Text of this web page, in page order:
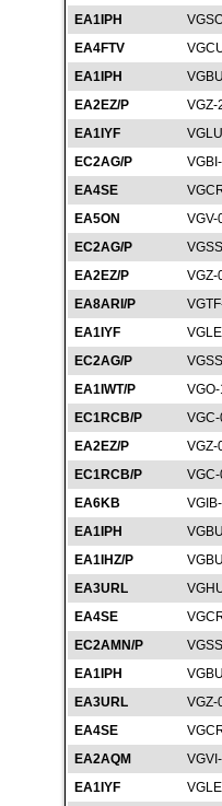
EA1IPH
EA4FTV
EA1IPH
EA2EZ/P
VGZ-
EA1IYF
EC2AG/P
EA4SE
EA5ON
VGV-
EC2AG/P
EA2EZ/P
VGZ-
EA8ARI/P
EA1IYF
EC2AG/P
EA1IWT/P
EC1RCB/P
EA2EZ/P
VGZ-
EC1RCB/P
EA6KB
EA1IPH
EA1IHZ/P
EA3URL
EA4SE
EC2AMN/P
EA1IPH
EA3URL
VGZ-
EA4SE
EA2AQM
EA1IYF